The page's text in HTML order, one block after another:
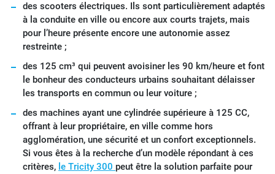
des scooters électriques. Ils sont particulièrement adaptés
à la conduite en ville ou encore aux courts trajets, mais
pour l’heure présente encore une autonomie assez
restreinte ;
des 125 cm³ qui peuvent avoisiner les 90 km/heure et font
le bonheur des conducteurs urbains souhaitant délaisser
les transports en commun ou leur voiture ;
des machines ayant une cylindrée supérieure à 125 CC,
offrant à leur propriétaire, en ville comme hors
agglomération, une sécurité et un confort exceptionnels.
Si vous êtes à la recherche d’un modèle répondant à ces
critères, le Tricity 300 peut être la solution parfaite pour